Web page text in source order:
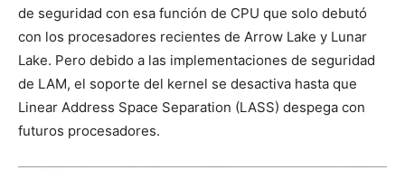
de seguridad con esa función de CPU que solo debutó
con los procesadores recientes de Arrow Lake y Lunar
Lake. Pero debido a las implementaciones de seguridad
de LAM, el soporte del kernel se desactiva hasta que
Linear Address Space Separation (LASS) despega con
futuros procesadores.